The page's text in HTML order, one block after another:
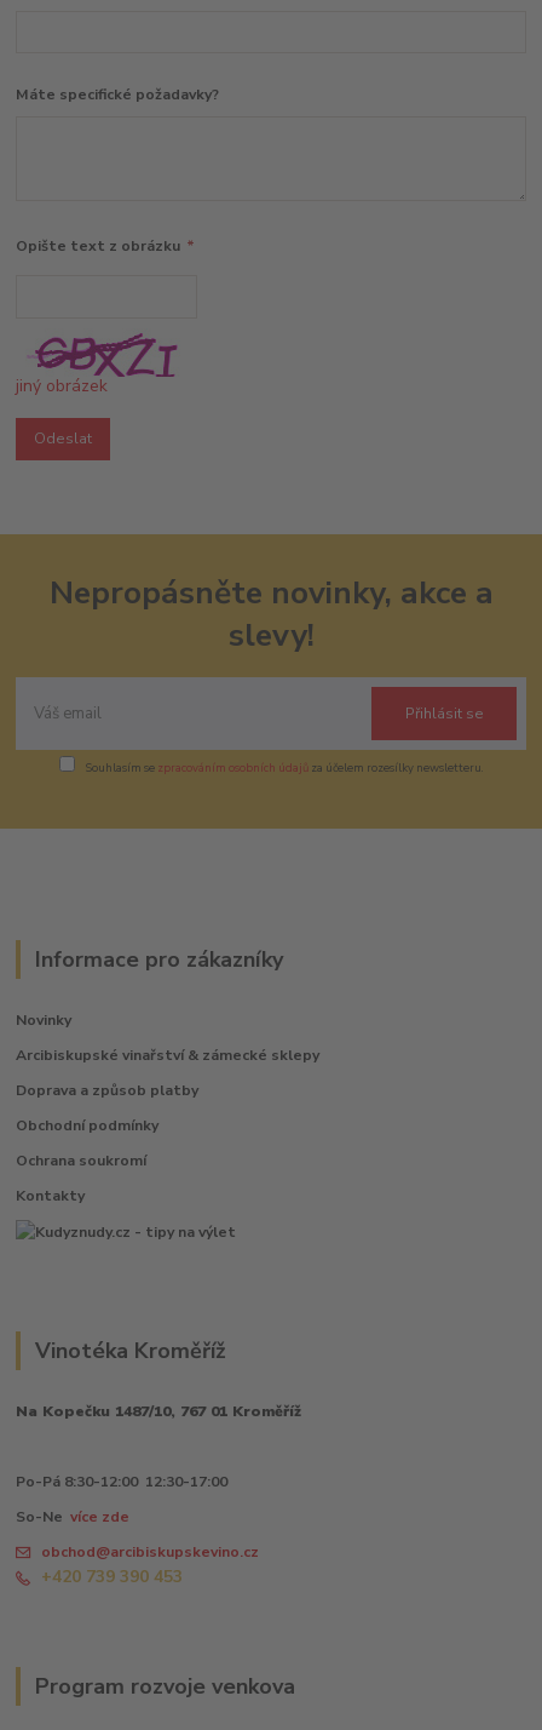
Máte specifické požadavky?
Opište text z obrázku *
jiný obrázek
Nepropásněte novinky, akce a
slevy!
Přihlásit se
Souhlasím se zpracováním osobních údajůza účelem rozesílky newsletteru.
Informace pro zákazníky
Novinky
Arcibiskupské vinařství & zámecké sklepy
Doprava a způsob platby
Obchodní podmínky
Ochrana soukromí
Kontakty
Vinotéka Kroměříž
Na Kopečku 1487/10, 767 01 Kroměříž
Po-Pá 8:30-12:00 12:30-17:00
So-Nevíce zde
obchod@arcibiskupskevino.cz
+420 739 390 453
Program rozvoje venkova